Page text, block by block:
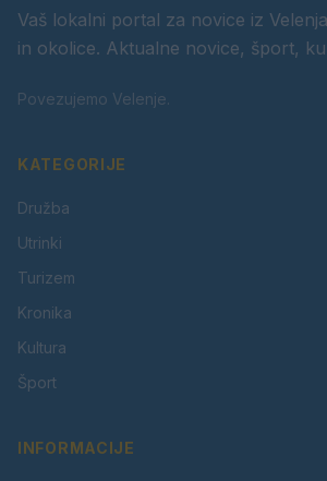
Vaš lokalni portal za novice iz
in okolice. Aktualne novice, šport,
Povezujemo Velenje.
KATEGORIJE
Družba
Utrinki
Turizem
Kronika
Kultura
Šport
INFORMACIJE